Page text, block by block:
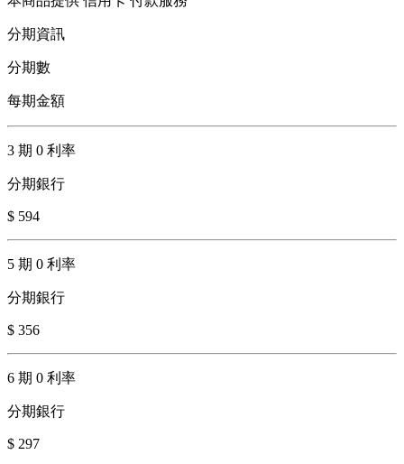
分期資訊
分期數
每期金額
3 期 0 利率
分期銀行
$ 594
5 期 0 利率
分期銀行
$ 356
6 期 0 利率
分期銀行
$ 297